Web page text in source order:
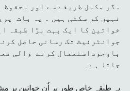
مگر مکمل طریقے سے اور محفوظ
نہیں کر سکتی ہیں ۔ یہ بات
خواتین کا ایک بہت بڑا طبقہ
جوانٹرنیٹ تک رسائی حاصل
باوجوداستعمال کرنے والی
جاتا ہے۔